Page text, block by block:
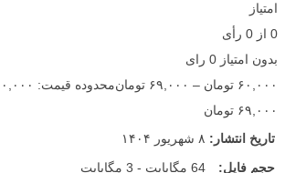
امتیاز
0 از 0 رأی
بدون امتیاز 0 رای
۶۰,۰۰۰ تومان – ۶۹,۰۰۰ تومان
۶۹,۰۰۰ تومان
تاریخ انتشار: ۸ شهریور ۱۴۰۴
حجم فایل:
64 مگابایت - 3 مگابایت